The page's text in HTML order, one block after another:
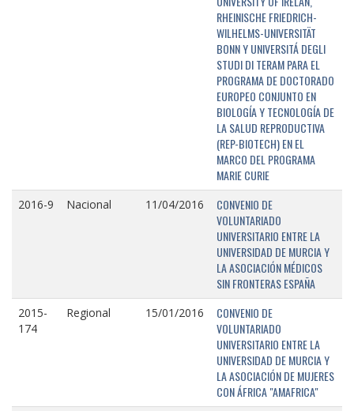
RHEINISCHE FRIEDRICH-
WILHELMS-UNIVERSITÄT
BONN Y UNIVERSITÁ DEGLI
STUDI DI TERAM PARA EL
PROGRAMA DE DOCTORADO
EUROPEO CONJUNTO EN
BIOLOGÍA Y TECNOLOGÍA DE
LA SALUD REPRODUCTIVA
(REP-BIOTECH) EN EL
MARCO DEL PROGRAMA
MARIE CURIE
2016-9 Nacional 11/04/2016
CONVENIO DE
VOLUNTARIADO
UNIVERSITARIO ENTRE LA
UNIVERSIDAD DE MURCIA Y
LA ASOCIACIÓN MÉDICOS
SIN FRONTERAS ESPAÑA
2015-
174
Regional 15/01/2016
CONVENIO DE
VOLUNTARIADO
UNIVERSITARIO ENTRE LA
UNIVERSIDAD DE MURCIA Y
LA ASOCIACIÓN DE MUJERES
CON ÁFRICA "AMAFRICA"